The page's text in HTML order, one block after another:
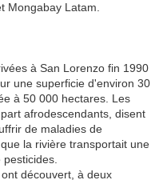
Mongabay Latam.
à San Lorenzo fin 1990
une superficie d'environ 30
à 50 000 hectares. Les
afrodescendants, disent
de maladies de
la rivière transportait une
découvert, à deux